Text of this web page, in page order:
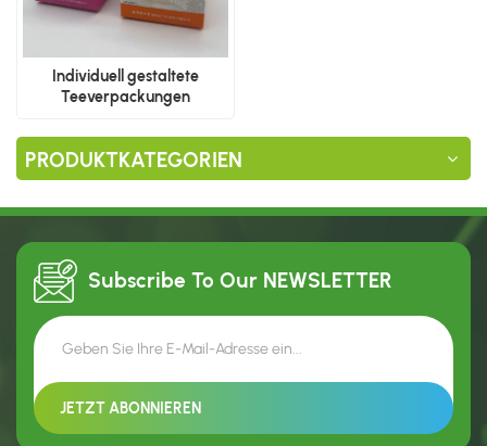
Individuell gestaltete
Teeverpackungen
PRODUKTKATEGORIEN
Subscribe To Our NEWSLETTER